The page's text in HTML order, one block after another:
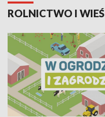
ROLNICTWO I WIEŚ